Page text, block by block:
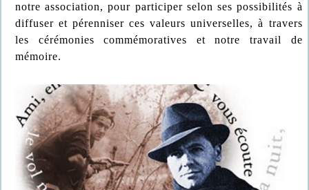
notre association, pour participer selon ses possibilités à
diffuser et pérenniser ces valeurs universelles, à travers
les cérémonies commémoratives et notre travail de
mémoire.